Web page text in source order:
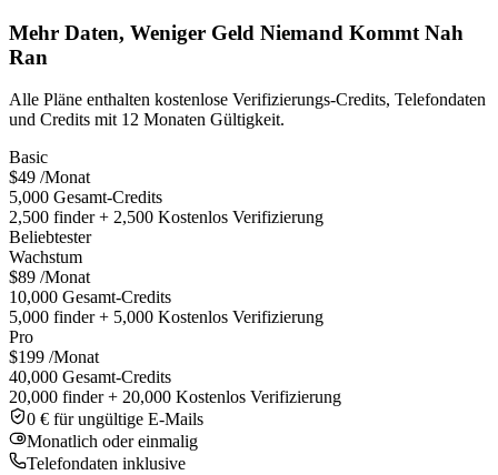
Mehr Daten, Weniger Geld Niemand Kommt Nah
Ran
Alle Pläne enthalten kostenlose Verifizierungs-Credits, Telefondaten
und Credits mit 12 Monaten Gültigkeit.
Basic
$49 /Monat
5,000 Gesamt-Credits
2,500 finder + 2,500 Kostenlos Verifizierung
Beliebtester
Wachstum
$89 /Monat
10,000 Gesamt-Credits
5,000 finder + 5,000 Kostenlos Verifizierung
Pro
$199 /Monat
40,000 Gesamt-Credits
20,000 finder + 20,000 Kostenlos Verifizierung
0 € für ungültige E-Mails
Monatlich oder einmalig
Telefondaten inklusive